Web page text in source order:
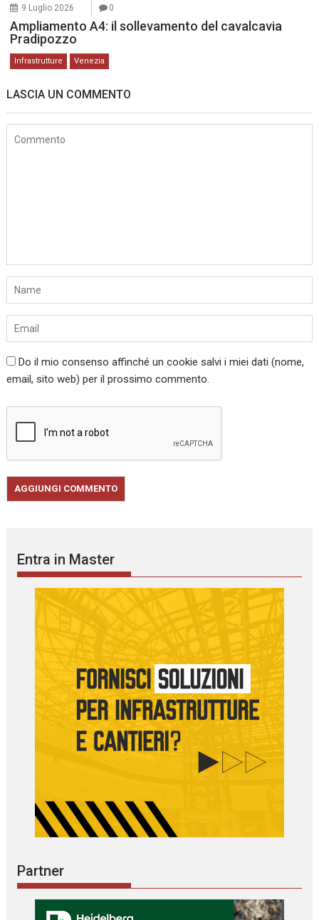
9 Luglio 2026 0
Ampliamento A4: il sollevamento del cavalcavia
Pradipozzo
Infrastrutture Venezia
LASCIA UN COMMENTO
Do il mio consenso affinché un cookie salvi i miei dati (nome,
email, sito web) per il prossimo commento.
Entra in Master
Partner